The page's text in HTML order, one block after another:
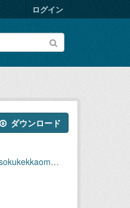
ログイン
ダウンロード
11.xlsx